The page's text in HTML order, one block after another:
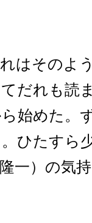
はそのよ
だれも読
始めた。
ひたすら
一）の気